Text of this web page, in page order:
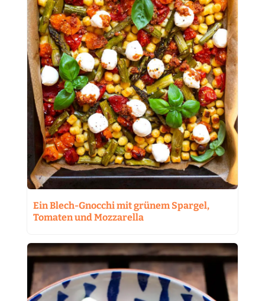
Ein Blech-Gnocchi mit grünem Spargel,
Tomaten und Mozzarella